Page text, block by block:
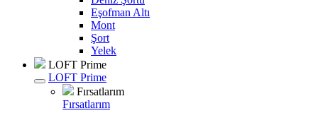
Eşofman Altı
Mont
Şort
Yelek
LOFT Prime
LOFT Prime
Fırsatlarım
Fırsatlarım